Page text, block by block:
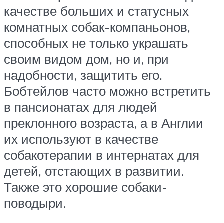
качестве больших и статусных
комнатных собак-компаньонов,
способных не только украшать
своим видом дом, но и, при
надобности, защитить его.
Бобтейлов часто можно встретить
в пансионатах для людей
преклонного возраста, а в Англии
их используют в качестве
собакотерапии в интернатах для
детей, отстающих в развитии.
Также это хорошие собаки-
поводыри.